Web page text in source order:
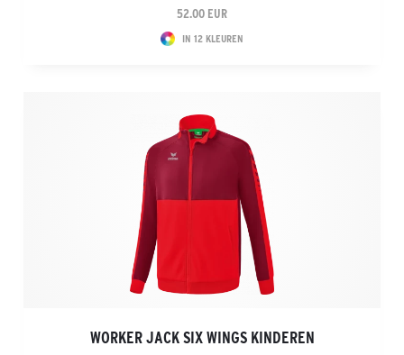
52.00 EUR
IN 12 KLEUREN
WORKER JACK SIX WINGS KINDEREN